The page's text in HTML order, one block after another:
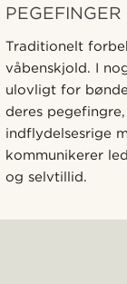
PEGEFINGER
Traditionelt
våbenskjold. I
ulovligt for
deres
indflydelsesrige
kommunikerer
og selvtillid.